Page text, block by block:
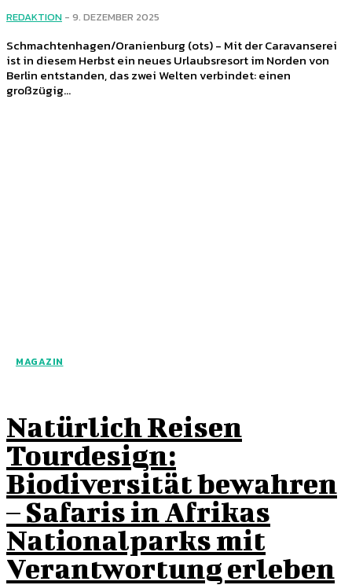
REDAKTION - 9. DEZEMBER 2025
Schmachtenhagen/Oranienburg (ots) - Mit der Caravanserei
ist in diesem Herbst ein neues Urlaubsresort im Norden von
Berlin entstanden, das zwei Welten verbindet: einen
großzügig...
MAGAZIN
Natürlich Reisen
Tourdesign:
Biodiversität bewahren
– Safaris in Afrikas
Nationalparks mit
Verantwortung erleben